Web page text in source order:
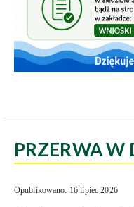
PRZERWA W
Opublikowano: 16 lipiec 2026